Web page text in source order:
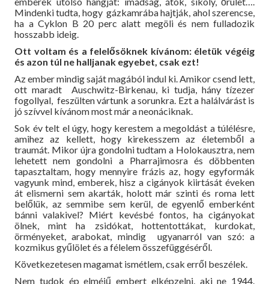
Mindenki tudta, hogy gázkamrába hajtják, ahol szerencse,
ha a Cyklon B 20 perc alatt megöli és nem fulladozik
hosszabb ideig.
Ott voltam és a felelősöknek kívánom: életük végéig
és azon túl ne halljanak egyebet, csak ezt!
Az ember mindig saját magából indul ki. Amikor csend lett,
ott maradt Auschwitz-Birkenau, ki tudja, hány tízezer
fogollyal, feszülten vártunk a sorunkra. Ezt a halálvárást is
jó szívvel kívánom most már a neonáciknak.
Sok év telt el úgy, hogy kerestem a megoldást a túlélésre,
amihez az kellett, hogy kirekesszem az életemből a
traumát. Mikor újra gondolni tudtam a Holokausztra, nem
lehetett nem gondolni a Pharrajimosra és döbbenten
tapasztaltam, hogy mennyire frázis az, hogy egyformák
vagyunk mind, emberek, hisz a cigányok kiirtását éveken
át elismerni sem akarták, holott már szinti és roma lett
belőlük, az semmibe sem kerül, de egyenlő emberként
bánni valakivel? Miért kevésbé fontos, ha cigányokat
ölnek, mint ha zsidókat, hottentottákat, kurdokat,
örményeket, arabokat, mindig ugyanarról van szó: a
kozmikus gyűlölet és a félelem összefüggéséről.
Következetesen magamat ismétlem, csak erről beszélek.
Nem tudok ép elméjű embert elképzelni, aki ne 1944.